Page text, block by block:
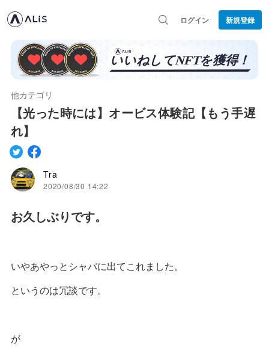
ログイン 新規登録
他カテゴリ
【光った時には】オービス体験記【もう手遅
れ】
Tra
2020/08/30 14:22
お久しぶりです。
いやあやっとシャバに出てこれました。
というのは冗談です。
が